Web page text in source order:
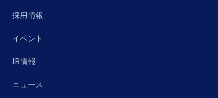
採用情報
イベント
IR情報
ニュース